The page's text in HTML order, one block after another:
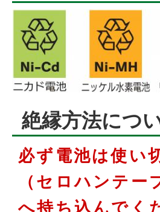
絶縁方法につ
必ず電池は使い
（セロハンテ
へ持ち込んでく